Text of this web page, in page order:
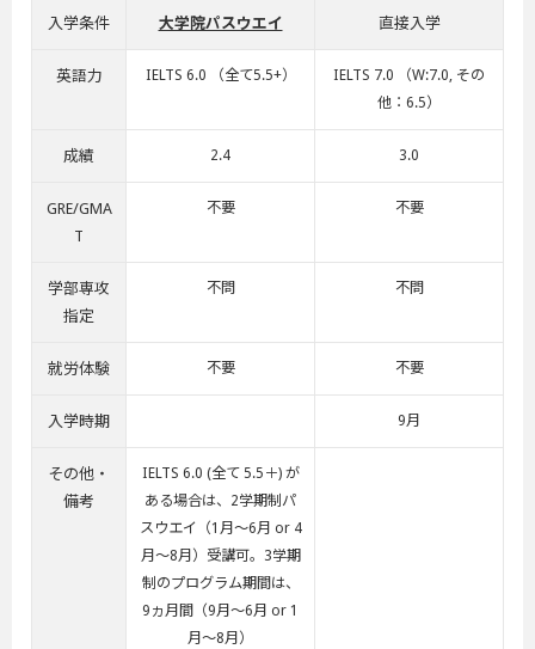
入学条件 大学院パスウエイ 直接入学
英語力 IELTS 6.0 （全て5.5+）
IELTS 7.0 （W:7.0, その
他：6.5）
成績 2.4 3.0
GRE/GMA
T
不要 不要
学部専攻
指定
不問 不問
就労体験 不要 不要
入学時期 9月
その他・
備考
IELTS 6.0 (全て 5.5＋) が
ある場合は、2学期制パ
スウエイ（1月～6月 or 4
月～8月）受講可。3学期
制のプログラム期間は、
9ヵ月間（9月～6月 or 1
月～8月）